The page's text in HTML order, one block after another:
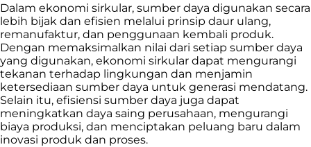
Dalam ekonomi sirkular, sumber daya digunakan secara
lebih bijak dan efisien melalui prinsip daur ulang,
remanufaktur, dan penggunaan kembali produk.
Dengan memaksimalkan nilai dari setiap sumber daya
yang digunakan, ekonomi sirkular dapat mengurangi
tekanan terhadap lingkungan dan menjamin
ketersediaan sumber daya untuk generasi mendatang.
Selain itu, efisiensi sumber daya juga dapat
meningkatkan daya saing perusahaan, mengurangi
biaya produksi, dan menciptakan peluang baru dalam
inovasi produk dan proses.